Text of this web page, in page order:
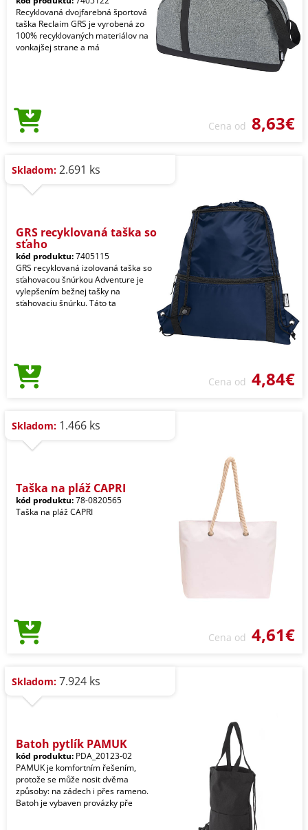
Recyklovaná dvojfarebná športová
taška Reclaim GRS je vyrobená zo
100% recyklovaných materiálov na
vonkajšej strane a má
Cena od 8,63€
Skladom: 2.691 ks
GRS recyklovaná taška so
sťaho
kód produktu:7405115
GRS recyklovaná izolovaná taška so
sťahovacou šnúrkou Adventure je
vylepšením bežnej tašky na
sťahovaciu šnúrku. Táto ta
Cena od 4,84€
Skladom: 1.466 ks
Taška na pláž CAPRI
kód produktu:78-0820565
Taška na pláž CAPRI
Cena od 4,61€
Skladom: 7.924 ks
Batoh pytlík PAMUK
kód produktu: PDA_20123-02
PAMUK je komfortním řešením,
protože se může nosit dvěma
způsoby: na zádech i přes rameno.
Batoh je vybaven provázky pře